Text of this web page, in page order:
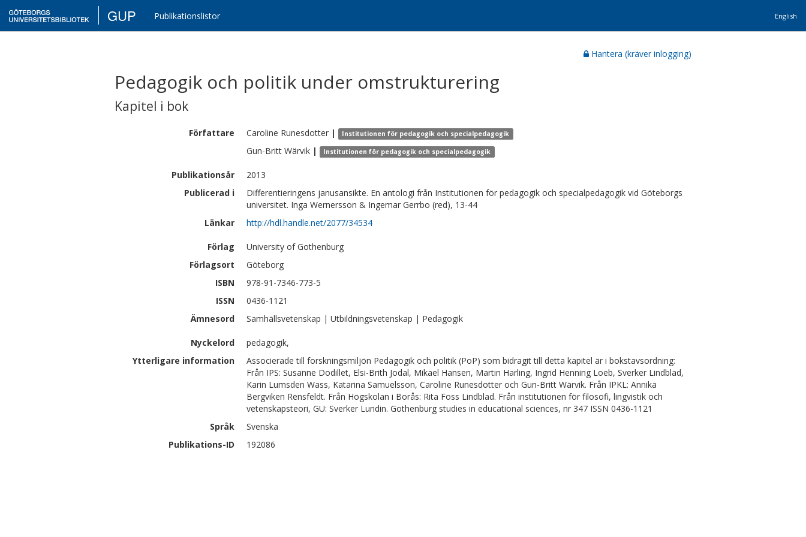
GUP Publikationslistor English
Hantera (kräver inlogging)
Pedagogik och politik under omstrukturering
Kapitel i bok
Författare Caroline Runesdotter | Institutionen för pedagogik och specialpedagogik
Gun-Britt Wärvik | Institutionen för pedagogik och specialpedagogik
Publikationsår
2013
Publicerad i
Differentieringens janusansikte. En antologi från Institutionen för pedagogik och specialpedagogik vid Göteborgs
universitet. Inga Wernersson & Ingemar Gerrbo (red), 13-44
Länkar
http://hdl.handle.net/2077/34534
Förlag
University of Gothenburg
Förlagsort
Göteborg
ISBN
978-91-7346-773-5
ISSN
0436-1121
Ämnesord
Samhällsvetenskap | Utbildningsvetenskap | Pedagogik
Nyckelord
pedagogik,
Ytterligare information
Associerade till forskningsmiljön Pedagogik och politik (PoP) som bidragit till detta kapitel är i bokstavsordning:
Från IPS: Susanne Dodillet, Elsi-Brith Jodal, Mikael Hansen, Martin Harling, Ingrid Henning Loeb, Sverker Lindblad,
Karin Lumsden Wass, Katarina Samuelsson, Caroline Runesdotter och Gun-Britt Wärvik. Från IPKL: Annika
Bergviken Rensfeldt. Från Högskolan i Borås: Rita Foss Lindblad. Från institutionen för filosofi, lingvistik och
vetenskapsteori, GU: Sverker Lundin. Gothenburg studies in educational sciences, nr 347 ISSN 0436-1121
Språk
Svenska
Publikations-ID
192086